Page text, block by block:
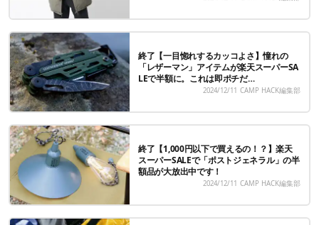
終了【一目惚れするカッコよさ】憧れの
「レザーマン」アイテムが楽天スーパーSA
LEで半額に。これは即ポチだ…
2024/12/11 CAMP HACK編集部
終了【1,000円以下で買えるの！？】楽天
スーパーSALEで「ポストジェネラル」の半
額品が大放出中です！
2024/12/11 CAMP HACK編集部